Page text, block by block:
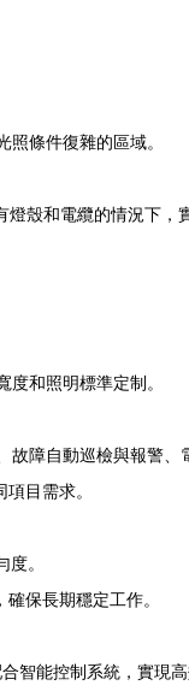
光照條件復雜的區域。
電纜的情況下，
度和照明標準定制。
、故障自動巡檢與報警、
求。
度。
保長期穩定工作。
合智能控制系統，實現高